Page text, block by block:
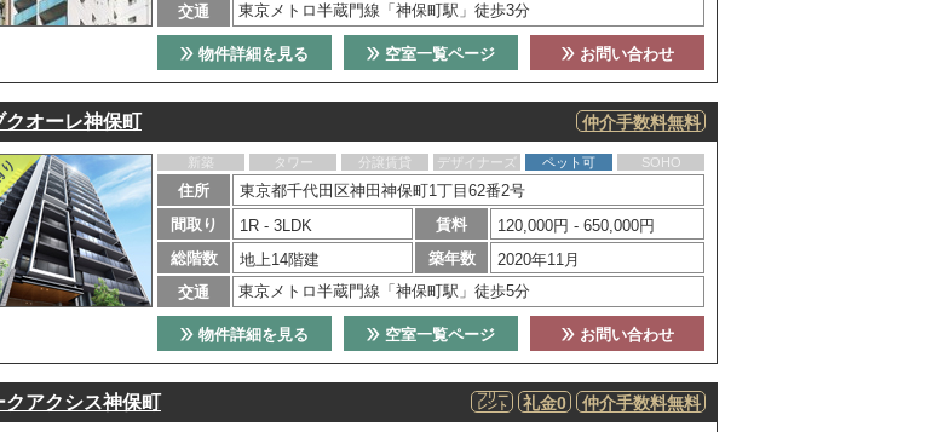
交通
東京メトロ半蔵門線「神保町駅」徒歩3分
お問い合わせ
空室一覧ページ
物件詳細を見る
クオーレ神保町 仲介手数料無料
新築 タワー 分譲賃貸 デザイナーズ ペット可 SOHO
住所
東京都千代田区神田神保町1丁目62番2号
間取り
1R - 3LDK 賃料
120,000円 - 650,000円
総階数
地上14階建 築年数
2020年11月
交通
東京メトロ半蔵門線「神保町駅」徒歩5分
お問い合わせ
空室一覧ページ
物件詳細を見る
クアクシス神保町 仲介手数料無料
礼金0
フリー
レント